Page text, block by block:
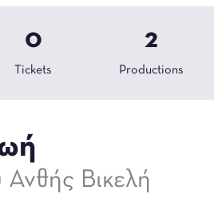
Tickets
0
Productions
2
Βικελή